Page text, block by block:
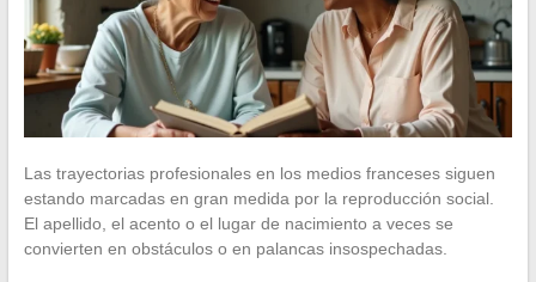
Las trayectorias profesionales en los medios franceses siguen
estando marcadas en gran medida por la reproducción social.
El apellido, el acento o el lugar de nacimiento a veces se
convierten en obstáculos o en palancas insospechadas.